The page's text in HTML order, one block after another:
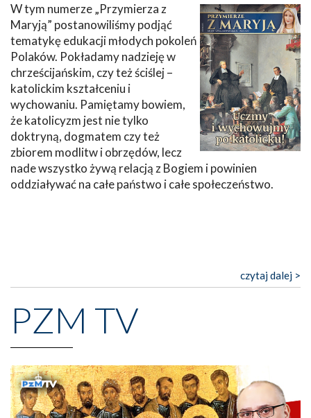
W tym numerze „Przymierza z
Maryją” postanowiliśmy podjąć
tematykę edukacji młodych pokoleń
Polaków. Pokładamy nadzieję w
chrześcijańskim, czy też ściślej –
katolickim kształceniu i
wychowaniu. Pamiętamy bowiem,
że katolicyzm jest nie tylko
doktryną, dogmatem czy też
zbiorem modlitw i obrzędów, lecz
nade wszystko żywą relacją z Bogiem i powinien
oddziaływać na całe państwo i całe społeczeństwo.
czytaj dalej >
PZM TV